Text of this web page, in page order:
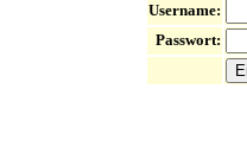
Username:
Passwort: